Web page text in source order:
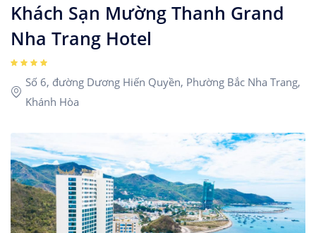
30
31
Rooms 1
Khách Sạn Mường Thanh Grand
Nha Trang Hotel
Số 6, đường Dương Hiến Quyền, Phường Bắc Nha Trang,
Khánh Hòa